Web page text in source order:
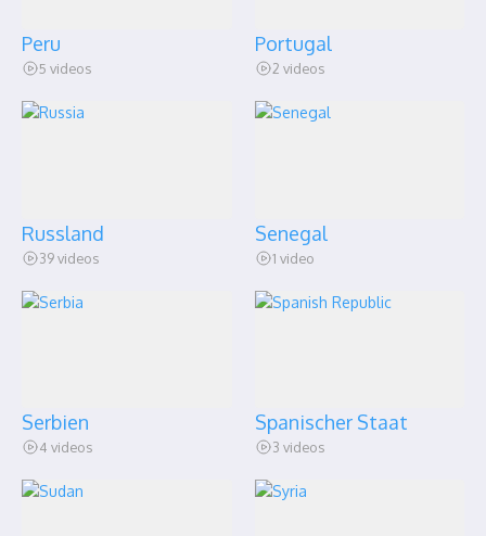
Peru
5 videos
Portugal
2 videos
Russland
39 videos
Senegal
1 video
Serbien
4 videos
Spanischer Staat
3 videos